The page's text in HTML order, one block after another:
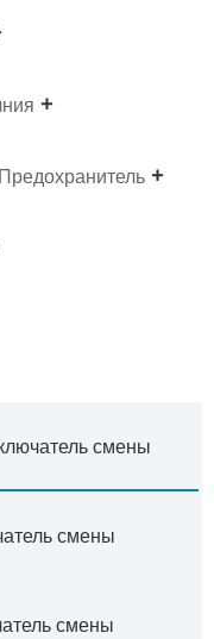
Предохранитель
смены
смены
смены